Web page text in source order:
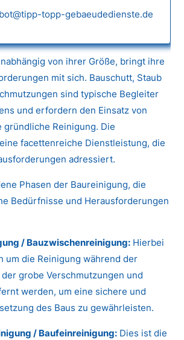
topp-gebaeudedienste.de
von ihrer Größe, bringt ihre
mit sich. Bauschutt, Staub
sind typische Begleiter
und erfordern den Einsatz von
gründliche Reinigung. Die
facettenreiche Dienstleistung, die
adressiert.
Phasen der Baureinigung, die
Bedürfnisse und Herausforderungen
/ Bauzwischenreinigung: Hierbei
um die Reinigung während der
der grobe Verschmutzungen und
werden, um eine sichere und
des Baus zu gewährleisten.
/ Baufeinreinigung: Dies ist die